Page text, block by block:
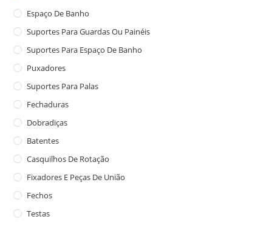
Espaço De Banho
Suportes Para Guardas Ou Painéis
Suportes Para Espaço De Banho
Puxadores
Suportes Para Palas
Fechaduras
Dobradiças
Batentes
Casquilhos De Rotação
Fixadores E Peças De União
Fechos
Testas